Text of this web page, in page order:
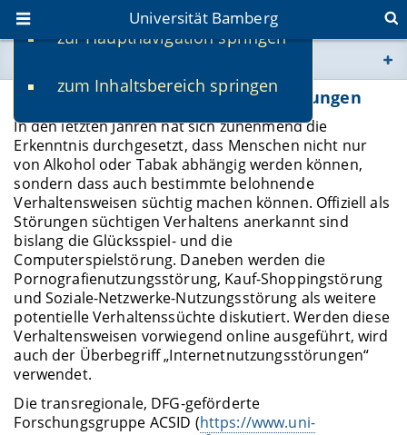
zur Hauptnavigation springen
zum Inhaltsbereich springen
Universität Bamberg
www.uni-bamberg.de
univis.uni-bamberg.de
fis.uni-bamberg.de
Forschung zu Internetnutzungsstörungen
In den letzten Jahren hat sich zunehmend die
Erkenntnis durchgesetzt, dass Menschen nicht nur
von Alkohol oder Tabak abhängig werden können,
sondern dass auch bestimmte belohnende
Verhaltensweisen süchtig machen können. Offiziell als
Störungen süchtigen Verhaltens anerkannt sind
bislang die Glücksspiel- und die
Computerspielstörung. Daneben werden die
Pornografienutzungsstörung, Kauf-Shoppingstörung
und Soziale-Netzwerke-Nutzungsstörung als weitere
potentielle Verhaltenssüchte diskutiert. Werden diese
Verhaltensweisen vorwiegend online ausgeführt, wird
auch der Überbegriff „Internetnutzungsstörungen“
verwendet.
Die transregionale, DFG-geförderte
Forschungsgruppe ACSID (https://www.uni-